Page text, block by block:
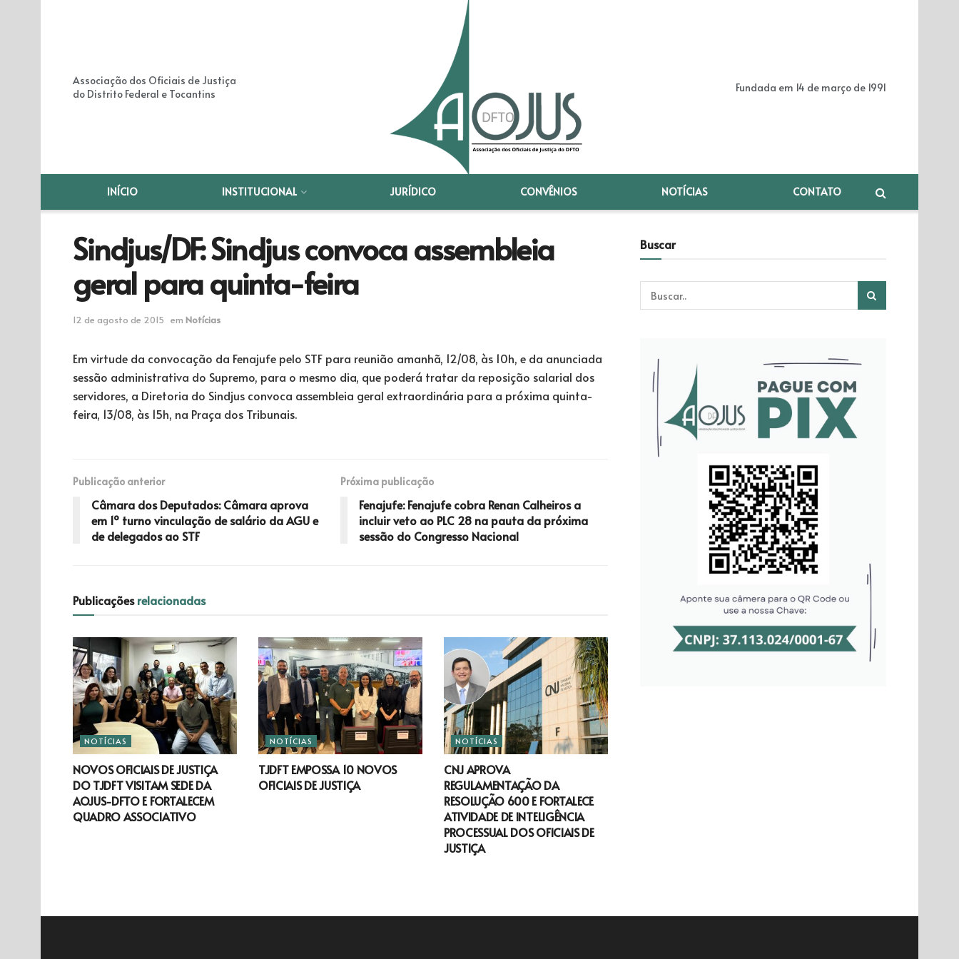
Associação dos Oficiais de Justiça
do Distrito Federal e Tocantins
Fundada em 14 de março de 1991
INÍCIO INSTITUCIONAL JURÍDICO CONVÊNIOS NOTÍCIAS CONTATO
Sindjus/DF: Sindjus convoca assembleia
geral para quinta-feira
12 de agosto de 2015 em Notícias
Em virtude da convocação da Fenajufe pelo STF para reunião amanhã, 12/08, às 10h, e da anunciada
sessão administrativa do Supremo, para o mesmo dia, que poderá tratar da reposição salarial dos
servidores, a Diretoria do Sindjus convoca assembleia geral extraordinária para a próxima quinta-
feira, 13/08, às 15h, na Praça dos Tribunais.
Publicação anterior
Câmara dos Deputados: Câmara aprova
em 1º turno vinculação de salário da AGU e
de delegados ao STF
Próxima publicação
Fenajufe: Fenajufe cobra Renan Calheiros a
incluir veto ao PLC 28 na pauta da próxima
sessão do Congresso Nacional
Publicaçõesrelacionadas
NOTÍCIAS
NOVOS OFICIAIS DE JUSTIÇA
DO TJDFT VISITAM SEDE DA
AOJUS-DFTO E FORTALECEM
QUADRO ASSOCIATIVO
NOTÍCIAS
TJDFT EMPOSSA 10 NOVOS
OFICIAIS DE JUSTIÇA
NOTÍCIAS
CNJ APROVA
REGULAMENTAÇÃO DA
RESOLUÇÃO 600 E FORTALECE
ATIVIDADE DE INTELIGÊNCIA
PROCESSUAL DOS OFICIAIS DE
JUSTIÇA
Buscar